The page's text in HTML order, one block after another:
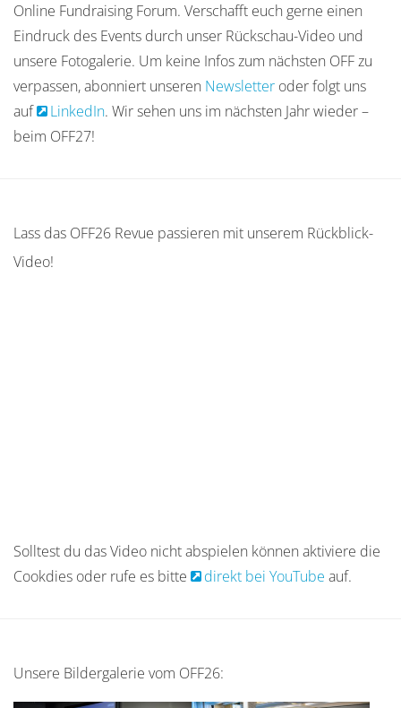
Online Fundraising Forum. Verschafft euch gerne einen
Eindruck des Events durch unser Rückschau-Video und
unsere Fotogalerie. Um keine Infos zum nächsten OFF zu
verpassen, abonniert unseren Newsletter oder folgt uns
auf
LinkedIn. Wir sehen uns im nächsten Jahr wieder –
beim OFF27!
Lass das OFF26 Revue passieren mit unserem Rückblick-
Video!
Solltest du das Video nicht abspielen können aktiviere die
Cookdies oder rufe es bitte
direkt bei YouTube auf.
Unsere Bildergalerie vom OFF26: